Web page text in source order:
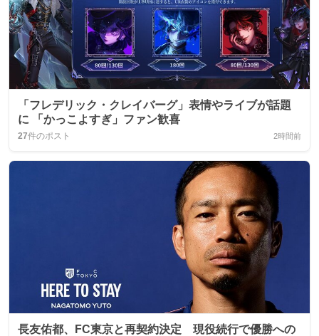
「フレデリック・クレイバーグ」表情やライブが話題
に 「かっこよすぎ」ファン歓喜
27件のポスト 2時間前
長友佑都、FC東京と再契約決定 現役続行で優勝への